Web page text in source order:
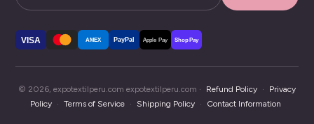
VISA AMEX PayPal Apple Pay Shop Pay
© 2026, expotextilperu.com expotextilperu.com · Refund Policy ·
Privacy
Policy · Terms of Service · Shipping Policy · Contact Information